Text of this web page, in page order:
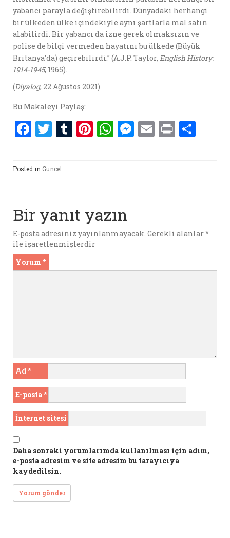
yabancı parayla değiştirebilirdi. Dünyadaki herhangi
bir ülkeden ülke içindekiyle aynı şartlarla mal satın
alabilirdi. Bir yabancı da izne gerek olmaksızın ve
polise de bilgi vermeden hayatını bu ülkede (Büyük
Britanya’da) geçirebilirdi.’’ (A.J.P. Taylor, English History:
1914-1945, 1965).
(Diyalog, 22 Ağustos 2021)
Bu Makaleyi Paylaş:
F
ce
b
o
k
T
it
te
T Pi W
p
p
M E P
Posted in Güncel
Bir yanıt yazın
E-posta adresiniz yayınlanmayacak. Gerekli alanlar*
ile işaretlenmişlerdir
Yorum *
Ad*
E-posta*
İnternet sitesi
Daha sonraki yorumlarımda kullanılması için adım,
e-posta adresim ve site adresim bu tarayıcıya
kaydedilsin.